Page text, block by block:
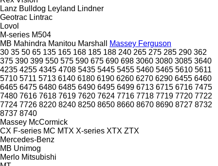
Lanz Bulldog Leyland Lindner
Geotrac Lintrac
Lovol
M-series M504
MB Mahindra Manitou Marshall
Massey Ferguson
30 35 50 65 135 165 168 185 188 240 265 275 285 290 362
375 390 399 550 575 590 675 690 698 3060 3080 3085 3640
4235 4255 4345 4708 5435 5445 5455 5460 5465 5610 5611
5710 5711 5713 6140 6180 6190 6260 6270 6290 6455 6460
6465 6475 6480 6485 6490 6495 6499 6713 6715 6716 7475
7480 7616 7618 7619 7620 7624 7716 7718 7719 7720 7722
7724 7726 8220 8240 8250 8650 8660 8670 8690 8727 8732
8737 8740
Massey McCormick
CX F-series MC MTX X-series XTX ZTX
Mercedes-Benz
MB Unimog
Merlo Mitsubishi